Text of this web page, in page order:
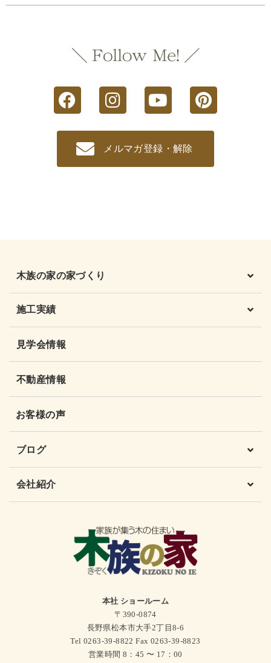
メルマガ登録・解除
木族の家の家づくり
施工実績
見学会情報
不動産情報
お客様の声
ブログ
会社紹介
本社 ショールーム
〒390-0874
長野県松本市大手2丁目8-6
Tel 0263-39-8822 Fax 0263-39-8823
営業時間 8：45 〜 17：00